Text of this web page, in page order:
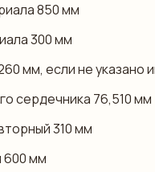
850 мм
300 мм
мм, если не указано
сердечника 76,510 мм
310 мм
600 мм